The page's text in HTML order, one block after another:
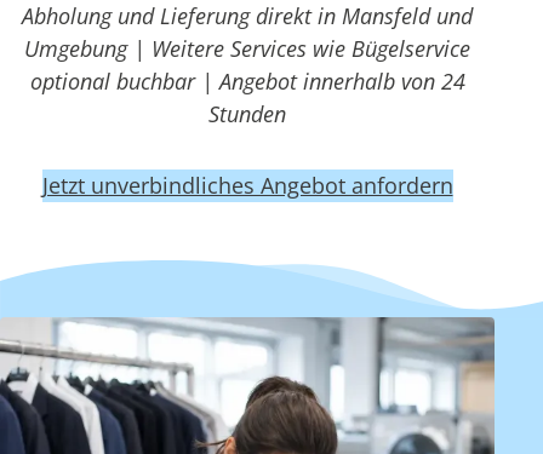
Abholung und Lieferung direkt in Mansfeld und
Umgebung | Weitere Services wie Bügelservice
optional buchbar | Angebot innerhalb von 24
Stunden
Jetzt unverbindliches Angebot anfordern